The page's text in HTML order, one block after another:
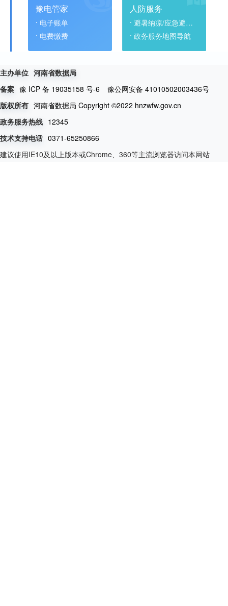
豫电管家
电子账单
电费缴费
人防服务
避暑纳凉/应急避难场所
政务服务地图导航
主办单位 河南省数据局
备案 豫 ICP 备 19035158 号-6 豫公网安备 41010502003436号
版权所有 河南省数据局 Copyright ©2022 hnzwfw.gov.cn
政务服务热线 12345
技术支持电话
0371-65250866
建议使用IE10及以上版本或Chrome、360等主流浏览器访问本网站